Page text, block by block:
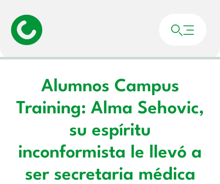
Portada»
Alumnos Campus
Training: Alma Sehovic,
su espíritu
inconformista le llevó a
ser secretaria médica